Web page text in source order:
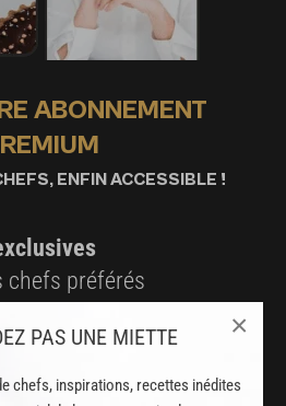
PAS UNE MIETTE
chefs, inspirations, recettes inédites
×
ABONNEMENT
ENFIN ACCESSIBLE !
chefs préférés
recettes